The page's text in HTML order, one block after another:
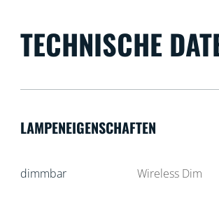
TECHNISCHE
LAMPENEIGENSCHAFTEN
dimmbar Wireless Dim